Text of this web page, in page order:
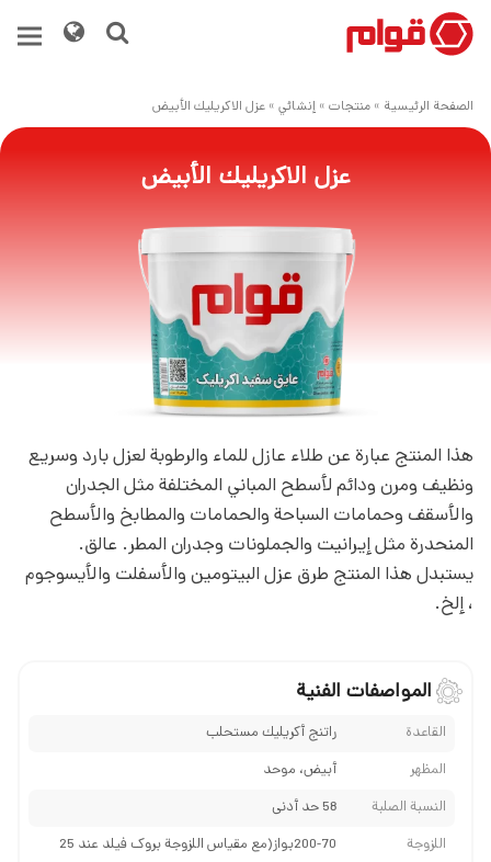
الصفحة الرئيسية » منتجات » إنشائي » عزل الاكريليك الأبيض
عزل الاكريليك الأبيض
هذا المنتج عبارة عن طلاء عازل للماء والرطوبة لعزل بارد وسريع
ونظيف ومرن ودائم لأسطح المباني المختلفة مثل الجدران
والأسقف وحمامات السباحة والحمامات والمطابخ والأسطح
المنحدرة مثل إيرانيت والجملونات وجدران المطر. عالق.
يستبدل هذا المنتج طرق عزل البيتومين والأسفلت والأيسوجوم
، إلخ.
المواصفات الفنية
القاعدة
راتنج أكريليك مستحلب
المظهر
أبیض، موحد
النسبة الصلبة
58 حد أدنی
اللزوجة
200-70بواز(مع مقياس اللزوجة بروک فیلد عند 25